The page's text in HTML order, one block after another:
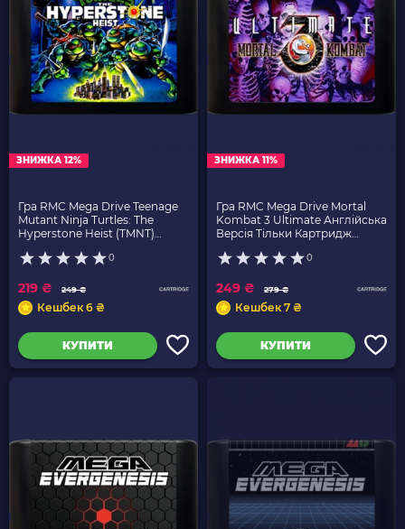
ЗНИЖКА 12%
Гра RMC Mega Drive Teenage
Mutant Ninja Turtles: The
Hyperstone Heist (TMNT)
0
249 ₴
219 ₴
Кешбек 6 ₴
КУПИТИ
ЗНИЖКА 11%
Гра RMC Mega Drive Mortal
Kombat 3 Ultimate Англійська
Версія Тільки Картридж
0
279 ₴
249 ₴
Кешбек 7 ₴
КУПИТИ